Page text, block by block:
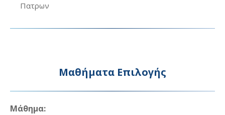
Πατρων
Μαθήματα Επιλογής
Μάθημα: